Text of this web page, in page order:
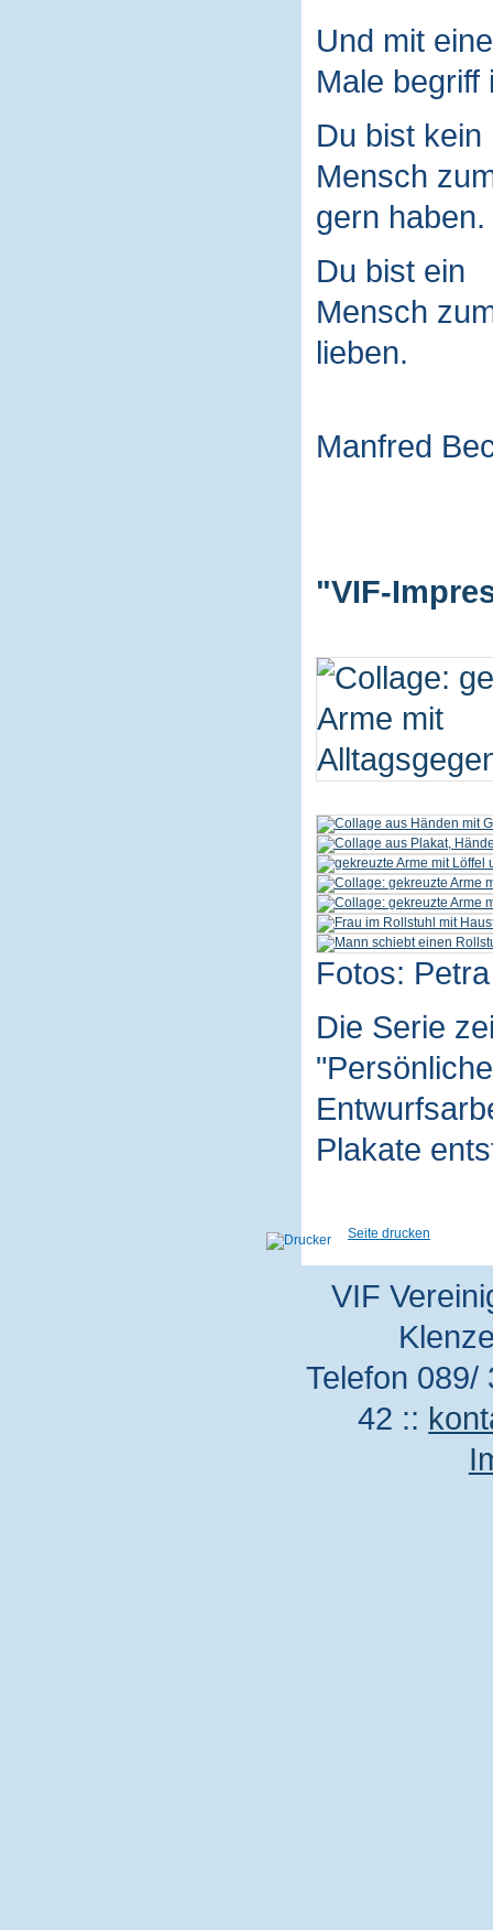
Und mit
Male begriff
Du bist kein
Mensch
gern haben.
Du bist ein
Mensch
lieben.
Manfred
"VIF-
Fotos:
Die Serie
Plakate
Seite drucken
VIF
Telefon
42 ::